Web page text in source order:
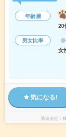
年齢層
20
男女比率
女
気になる!
派遣会社